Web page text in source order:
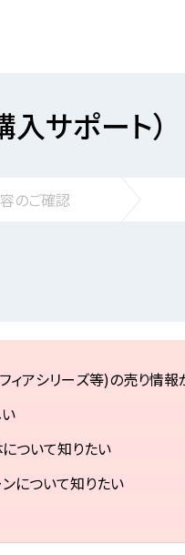
サポート）
のご確認
アシリーズ等)の売り情報
ついて知りたい
について知りたい